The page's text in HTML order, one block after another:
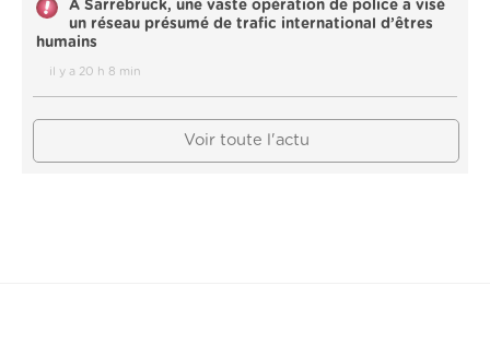
À Sarrebruck, une vaste opération de police a visé
un réseau présumé de trafic international d’êtres
humains
il y a 20 h 8 min
Voir toute l'actu